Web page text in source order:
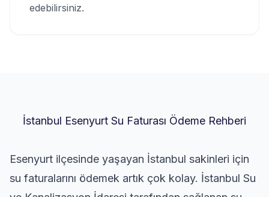
edebilirsiniz.
İstanbul Esenyurt Su Faturası Ödeme Rehberi
Esenyurt ilçesinde yaşayan İstanbul sakinleri için
su faturalarını ödemek artık çok kolay. İstanbul Su